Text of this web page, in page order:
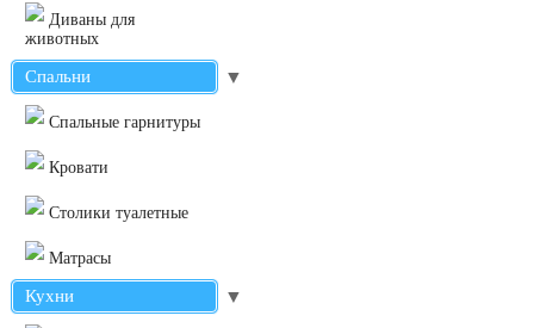
Диваны для
животных
Спальни ▼
Cпальные гарнитуры
Кровати
Столики туалетные
Матрасы
Кухни ▼